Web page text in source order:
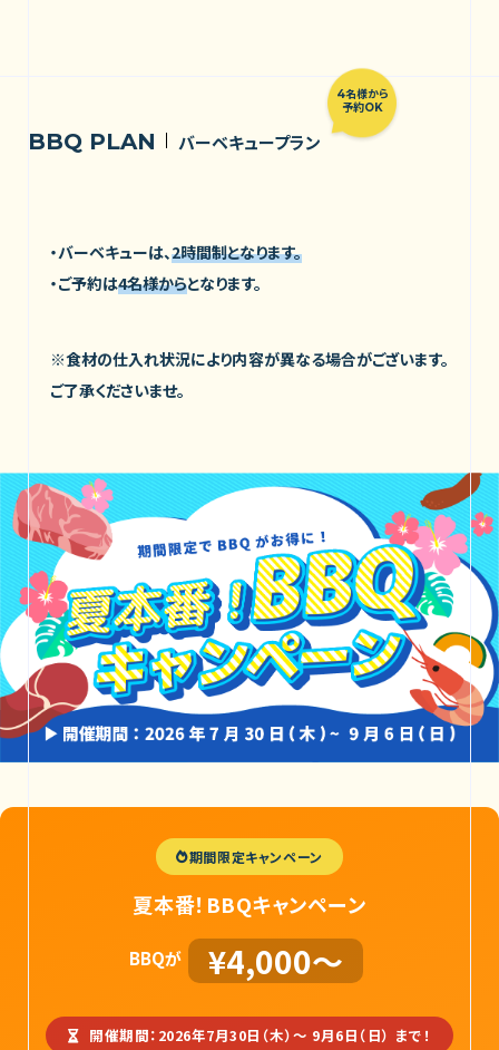
BBQ PLAN バーベキュープラン
4名様から
予約OK
・バーベキューは、2時間制となります。
・ご予約は4名様からとなります。
※食材の仕入れ状況により内容が異なる場合がございます。
ご了承くださいませ。
期間限定キャンペーン
夏本番！BBQキャンペーン
BBQが ¥4,000〜
開催期間：2026年7月30日（木）〜 9月6日（日） まで！